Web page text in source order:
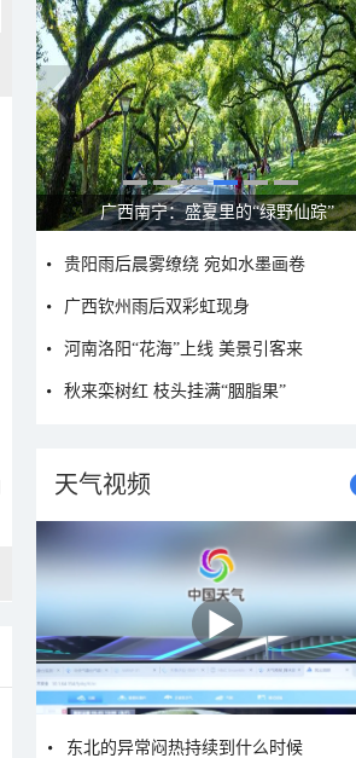
呼伦贝尔草原 藏着最治愈的蓝天白云
贵阳雨后晨雾缭绕 宛如水墨画卷
广西钦州雨后双彩虹现身
河南洛阳“花海”上线 美景引客来
秋来栾树红 枝头挂满“胭脂果”
天气视频
东北的异常闷热持续到什么时候